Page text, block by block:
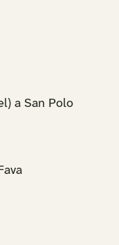
a San Polo